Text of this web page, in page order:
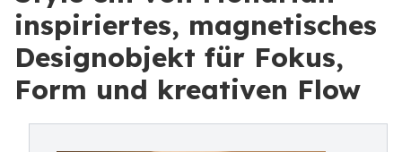
inspiriertes, magnetisches
Designobjekt für Fokus,
Form und kreativen Flow